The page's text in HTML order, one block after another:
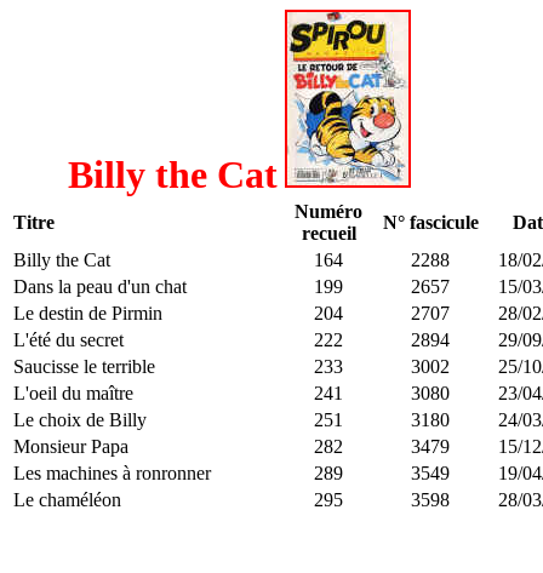
Billy the Cat
Titre
Numéro
recueil
N° fascicule
Billy the Cat
164 2288
18/
Dans la peau d'un chat
199 2657
15/
Le destin de Pirmin
204 2707
28/
L'été du secret
222 2894
29/
Saucisse le terrible
233 3002
25/
L'oeil du maître
241 3080
23/
Le choix de Billy
251 3180
24/
Monsieur Papa
282 3479
15/
Les machines à ronronner
289 3549
19/
Le chaméléon
295 3598 28/